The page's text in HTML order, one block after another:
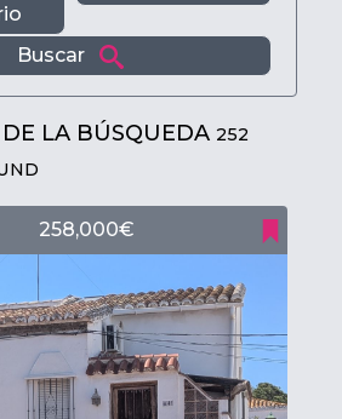
Buscar
LA BÚSQUEDA 252
258,000€